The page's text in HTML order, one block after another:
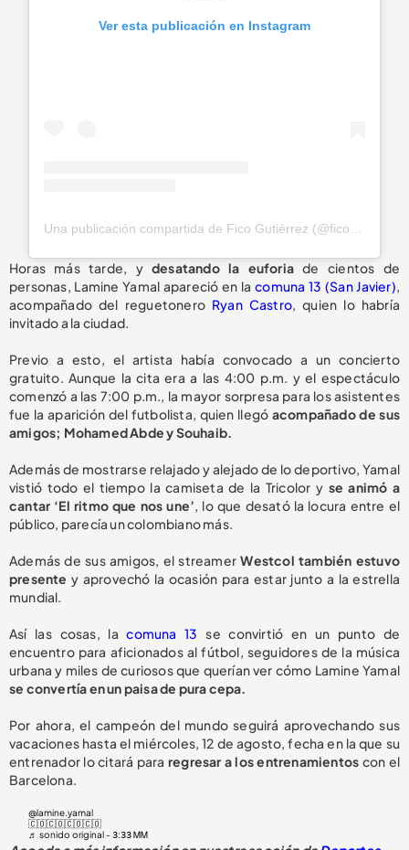
Ver esta publicación en Instagram
Horas más tarde, y desatando la euforiade cientos de
personas, Lamine Yamal apareció en lacomuna 13 (San Javier),
acompañado del reguetonero Ryan Castro, quien lo habría
invitado a la ciudad.
Previo a esto, el artista había convocado a un concierto
gratuito. Aunque la cita era a las 4:00 p.m. y el espectáculo
comenzó a las 7:00 p.m., la mayor sorpresa para los asistentes
fue la aparición del futbolista, quien llegó acompañado de sus
amigos; Mohamed Abde y Souhaib.
Además de mostrarse relajado y alejado de lo deportivo, Yamal
vistió todo el tiempo la camiseta de la Tricolor y se animó a
cantar ‘El ritmo que nos une’, lo que desató la locura entre el
público, parecía un colombiano más.
Además de sus amigos, el streamerWestcol también estuvo
presente y aprovechó la ocasión para estar junto a la estrella
mundial.
Así las cosas, lacomuna 13 se convirtió en un punto de
encuentro para aficionados al fútbol, seguidores de la música
urbana y miles de curiosos que querían ver cómo Lamine Yamal
se convertía en un paisa de pura cepa.
Por ahora, el campeón del mundo seguirá aprovechando sus
vacaciones hasta el miércoles, 12 de agosto, fecha en la que su
entrenador lo citará para regresar a los entrenamientos con el
Barcelona.
@lamine.yamal
🇨🇴🇨🇴🇨🇴🇨🇴
♬ sonido original - 𝟥:𝟥𝟥 ᎷᎷ